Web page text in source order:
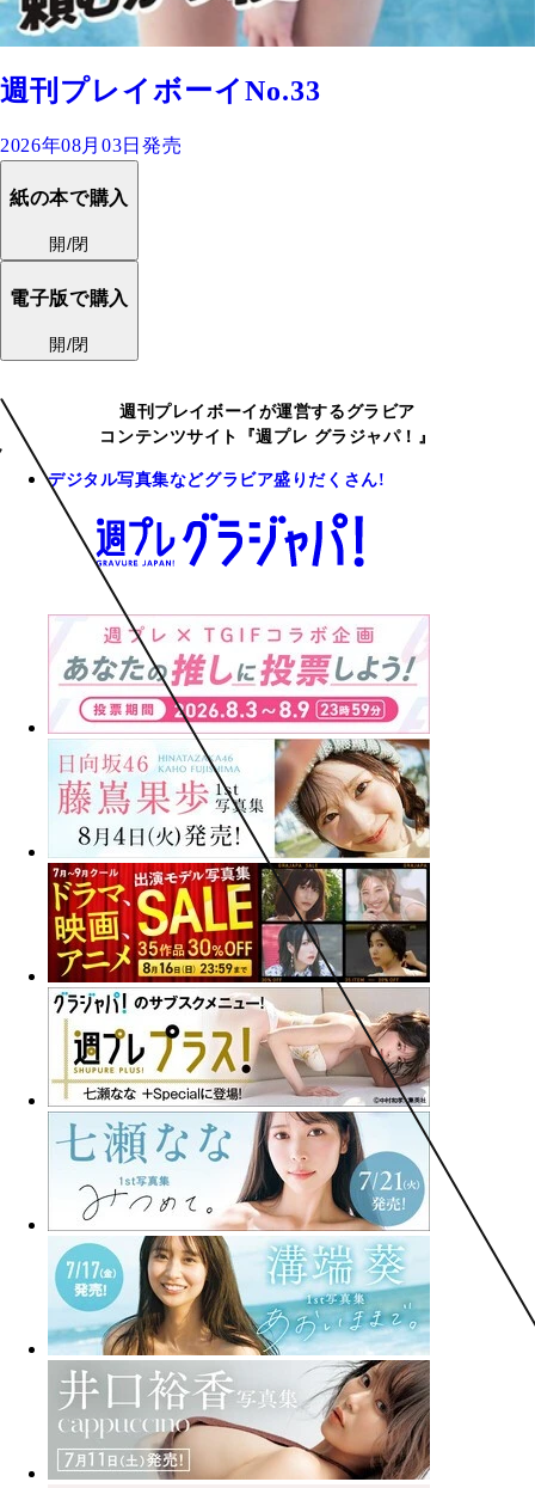
週刊プレイボーイNo.33
2026年08月03日発売
紙の本で購入
開/閉
電子版で購入
開/閉
週刊プレイボーイが運営するグラビア
コンテンツサイト『週プレ グラジャパ！』
デジタル写真集などグラビア盛りだくさん!